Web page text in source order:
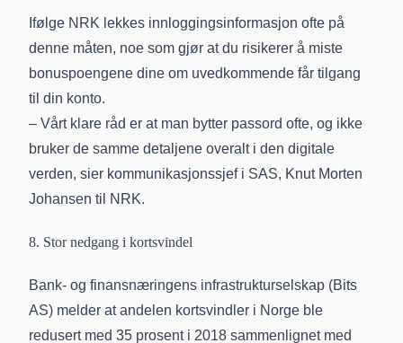
Ifølge NRK lekkes innloggingsinformasjon ofte på
denne måten, noe som gjør at du risikerer å miste
bonuspoengene dine om uvedkommende får tilgang
til din konto.
– Vårt klare råd er at man bytter passord ofte, og ikke
bruker de samme detaljene overalt i den digitale
verden, sier kommunikasjonssjef i SAS, Knut Morten
Johansen til NRK.
8. Stor nedgang i kortsvindel
Bank- og finansnæringens infrastrukturselskap (Bits
AS) melder at andelen kortsvindler i Norge ble
redusert med 35 prosent i 2018 sammenlignet med